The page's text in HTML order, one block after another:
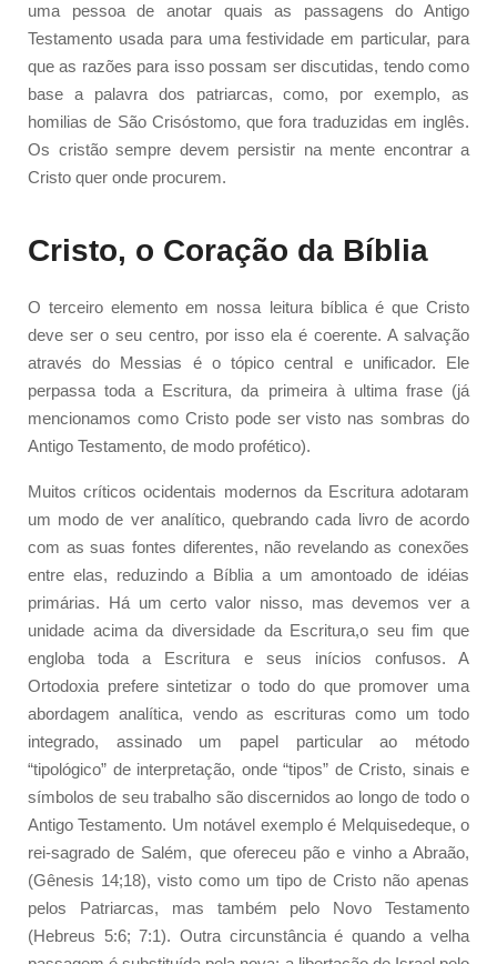
uma pessoa de anotar quais as passagens do Antigo
Testamento usada para uma festividade em particular, para
que as razões para isso possam ser discutidas, tendo como
base a palavra dos patriarcas, como, por exemplo, as
homilias de São Crisóstomo, que fora traduzidas em inglês.
Os cristão sempre devem persistir na mente encontrar a
Cristo quer onde procurem.
Cristo, o Coração da Bíblia
O terceiro elemento em nossa leitura bíblica é que Cristo
deve ser o seu centro, por isso ela é coerente. A salvação
através do Messias é o tópico central e unificador. Ele
perpassa toda a Escritura, da primeira à ultima frase (já
mencionamos como Cristo pode ser visto nas sombras do
Antigo Testamento, de modo profético).
Muitos críticos ocidentais modernos da Escritura adotaram
um modo de ver analítico, quebrando cada livro de acordo
com as suas fontes diferentes, não revelando as conexões
entre elas, reduzindo a Bíblia a um amontoado de idéias
primárias. Há um certo valor nisso, mas devemos ver a
unidade acima da diversidade da Escritura,o seu fim que
engloba toda a Escritura e seus inícios confusos. A
Ortodoxia prefere sintetizar o todo do que promover uma
abordagem analítica, vendo as escrituras como um todo
integrado, assinado um papel particular ao método
“tipológico” de interpretação, onde “tipos” de Cristo, sinais e
símbolos de seu trabalho são discernidos ao longo de todo o
Antigo Testamento. Um notável exemplo é Melquisedeque, o
rei-sagrado de Salém, que ofereceu pão e vinho a Abraão,
(Gênesis 14;18), visto como um tipo de Cristo não apenas
pelos Patriarcas, mas também pelo Novo Testamento
(Hebreus 5:6; 7:1). Outra circunstância é quando a velha